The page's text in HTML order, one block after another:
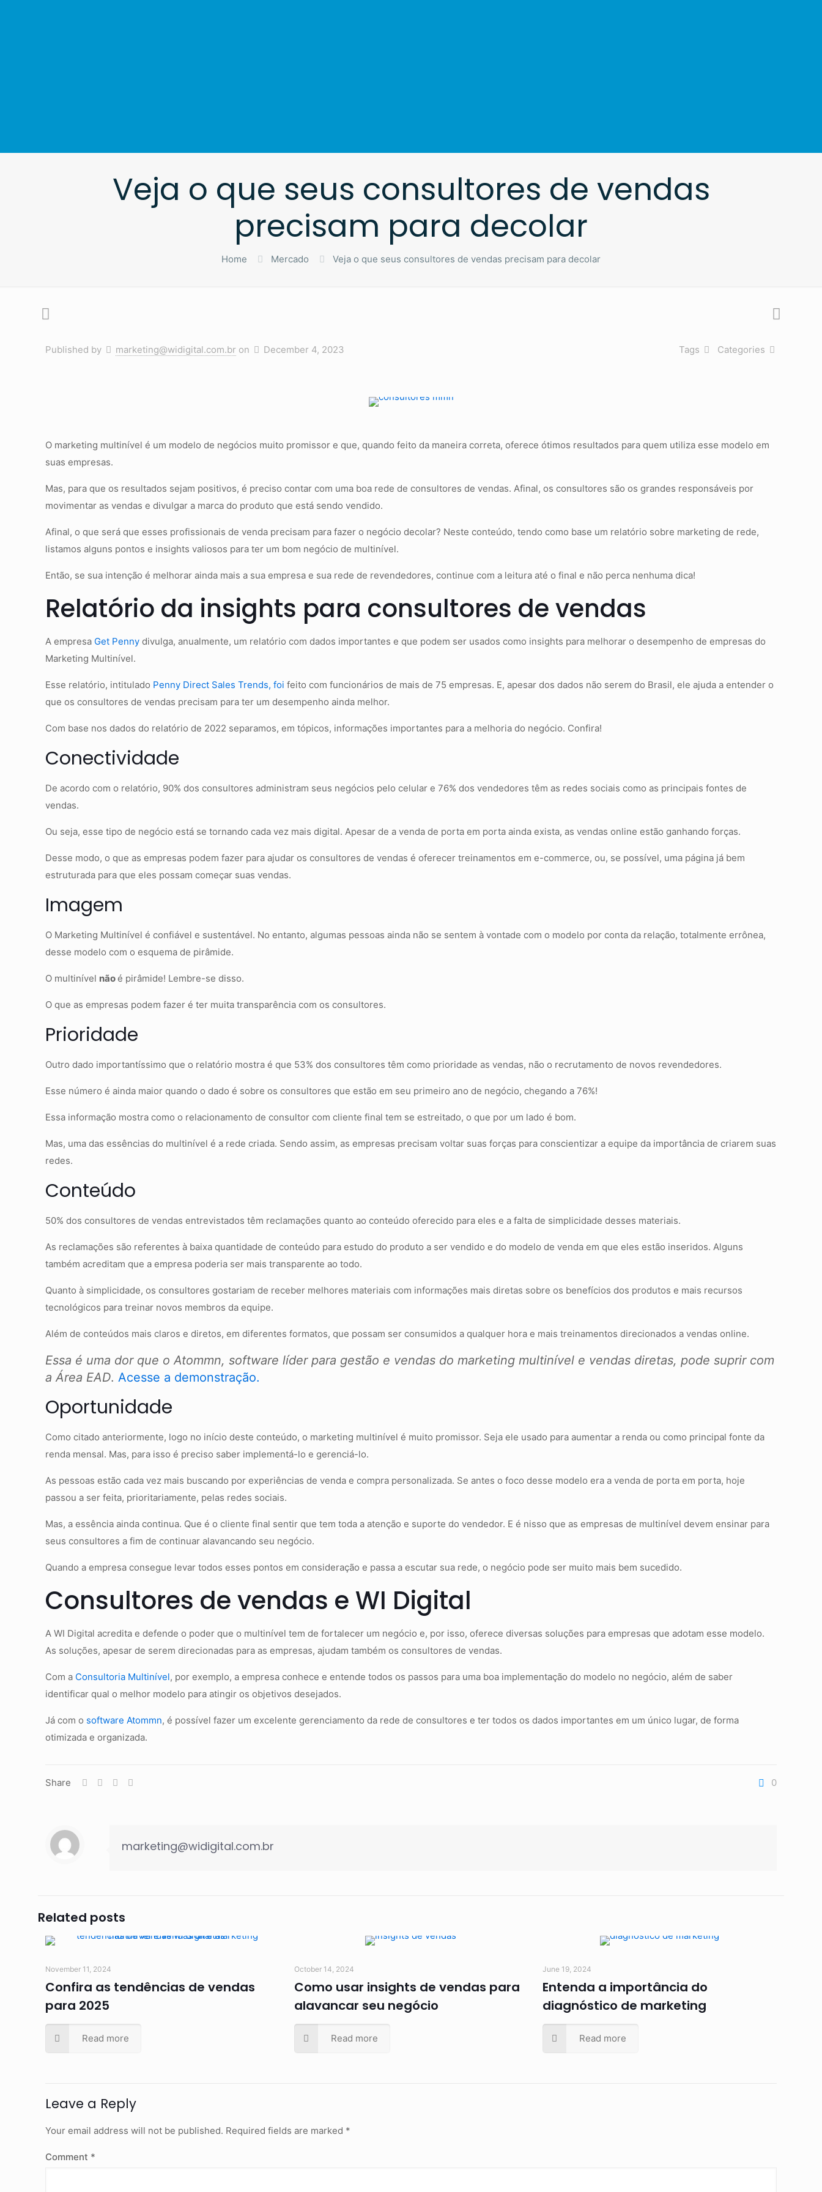
Veja o que seus consultores de vendas
precisam para decolar
Home Mercado Veja o que seus consultores de vendas precisam para decolar
Published by marketing@widigital.com.br on December 4, 2023 Categories
Tags
O marketing multinível é um modelo de negócios muito promissor e que, quando feito da maneira correta, oferece ótimos resultados para quem utiliza esse modelo em
suas empresas.
Mas, para que os resultados sejam positivos, é preciso contar com uma boa rede de consultores de vendas. Afinal, os consultores são os grandes responsáveis por
movimentar as vendas e divulgar a marca do produto que está sendo vendido.
Afinal, o que será que esses profissionais de venda precisam para fazer o negócio decolar? Neste conteúdo, tendo como base um relatório sobre marketing de rede,
listamos alguns pontos e insights valiosos para ter um bom negócio de multinível.
Então, se sua intenção é melhorar ainda mais a sua empresa e sua rede de revendedores, continue com a leitura até o final e não perca nenhuma dica!
Relatório da insights para consultores de vendas
A empresa Get Penny divulga, anualmente, um relatório com dados importantes e que podem ser usados como insights para melhorar o desempenho de empresas do
Marketing Multinível.
Esse relatório, intitulado Penny Direct Sales Trends, foi feito com funcionários de mais de 75 empresas. E, apesar dos dados não serem do Brasil, ele ajuda a entender o
que os consultores de vendas precisam para ter um desempenho ainda melhor.
Com base nos dados do relatório de 2022 separamos, em tópicos, informações importantes para a melhoria do negócio. Confira!
Conectividade
De acordo com o relatório, 90% dos consultores administram seus negócios pelo celular e 76% dos vendedores têm as redes sociais como as principais fontes de
vendas.
Ou seja, esse tipo de negócio está se tornando cada vez mais digital. Apesar de a venda de porta em porta ainda exista, as vendas online estão ganhando forças.
Desse modo, o que as empresas podem fazer para ajudar os consultores de vendas é oferecer treinamentos em e-commerce, ou, se possível, uma página já bem
estruturada para que eles possam começar suas vendas.
Imagem
O Marketing Multinível é confiável e sustentável. No entanto, algumas pessoas ainda não se sentem à vontade com o modelo por conta da relação, totalmente errônea,
desse modelo com o esquema de pirâmide.
O multinível nãoé pirâmide! Lembre-se disso.
O que as empresas podem fazer é ter muita transparência com os consultores.
Prioridade
Outro dado importantíssimo que o relatório mostra é que 53% dos consultores têm como prioridade as vendas, não o recrutamento de novos revendedores.
Esse número é ainda maior quando o dado é sobre os consultores que estão em seu primeiro ano de negócio, chegando a 76%!
Essa informação mostra como o relacionamento de consultor com cliente final tem se estreitado, o que por um lado é bom.
Mas, uma das essências do multinível é a rede criada. Sendo assim, as empresas precisam voltar suas forças para conscientizar a equipe da importância de criarem suas
redes.
Conteúdo
50% dos consultores de vendas entrevistados têm reclamações quanto ao conteúdo oferecido para eles e a falta de simplicidade desses materiais.
As reclamações são referentes à baixa quantidade de conteúdo para estudo do produto a ser vendido e do modelo de venda em que eles estão inseridos. Alguns
também acreditam que a empresa poderia ser mais transparente ao todo.
Quanto à simplicidade, os consultores gostariam de receber melhores materiais com informações mais diretas sobre os benefícios dos produtos e mais recursos
tecnológicos para treinar novos membros da equipe.
Além de conteúdos mais claros e diretos, em diferentes formatos, que possam ser consumidos a qualquer hora e mais treinamentos direcionados a vendas online.
Essa é uma dor que o Atommn, software líder para gestão e vendas do marketing multinível e vendas diretas, pode suprir com
a Área EAD.Acesse a demonstração.
Oportunidade
Como citado anteriormente, logo no início deste conteúdo, o marketing multinível é muito promissor. Seja ele usado para aumentar a renda ou como principal fonte da
renda mensal. Mas, para isso é preciso saber implementá-lo e gerenciá-lo.
As pessoas estão cada vez mais buscando por experiências de venda e compra personalizada. Se antes o foco desse modelo era a venda de porta em porta, hoje
passou a ser feita, prioritariamente, pelas redes sociais.
Mas, a essência ainda continua. Que é o cliente final sentir que tem toda a atenção e suporte do vendedor. E é nisso que as empresas de multinível devem ensinar para
seus consultores a fim de continuar alavancando seu negócio.
Quando a empresa consegue levar todos esses pontos em consideração e passa a escutar sua rede, o negócio pode ser muito mais bem sucedido.
Consultores de vendas e WI Digital
A WI Digital acredita e defende o poder que o multinível tem de fortalecer um negócio e, por isso, oferece diversas soluções para empresas que adotam esse modelo.
As soluções, apesar de serem direcionadas para as empresas, ajudam também os consultores de vendas.
Com a Consultoria Multinível, por exemplo, a empresa conhece e entende todos os passos para uma boa implementação do modelo no negócio, além de saber
identificar qual o melhor modelo para atingir os objetivos desejados.
Já com o software Atommn, é possível fazer um excelente gerenciamento da rede de consultores e ter todos os dados importantes em um único lugar, de forma
otimizada e organizada.
Share 0
marketing@widigital.com.br
Related posts
November 11, 2024
Confira as tendências de vendas
para 2025
Read more
October 14, 2024
Como usar insights de vendas para
alavancar seu negócio
Read more
June 19, 2024
Entenda a importância do
diagnóstico de marketing
Read more
Leave a Reply
Your email address will not be published. Required fields are marked *
Comment *